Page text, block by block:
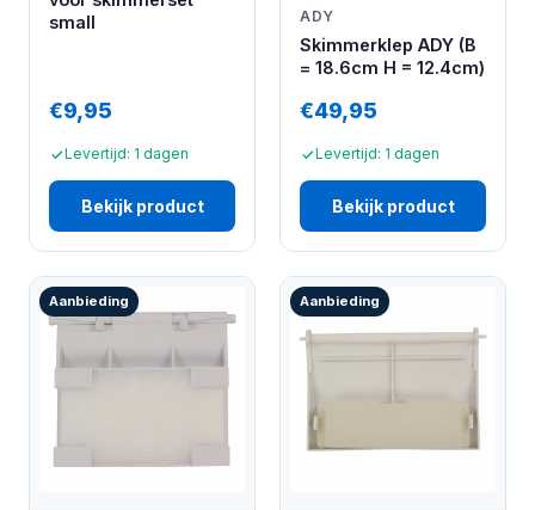
small
€9,95
Levertijd: 1 dagen
Bekijk product
ADY
Skimmerklep ADY (B
= 18.6cm H = 12.4cm)
€49,95
Levertijd: 1 dagen
Bekijk product
Aanbieding Aanbieding